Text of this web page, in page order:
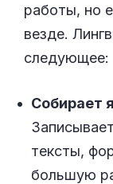
работы, но
везде.
следующее:
Собирает
тексты,
большую